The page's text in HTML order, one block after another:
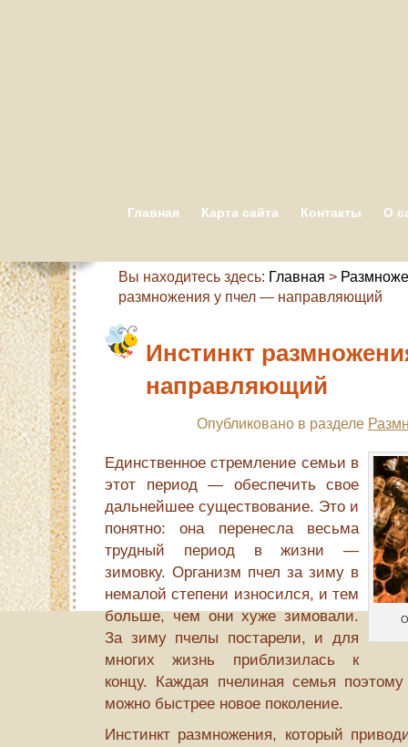
Главная Карта сайта Контакты О
Вы находитесь здесь: Главная >
размножения у пчел — направляющий
Инстинкт
направляющий
Опубликовано в разделе
Единственное стремление семьи в
этот период — обеспечить свое
дальнейшее существование. Это и
понятно: она перенесла весьма
трудный период в жизни —
зимовку. Организм пчел за зиму в
немалой степени износился, и тем
больше, чем они хуже зимовали.
За зиму пчелы постарели, и для
многих жизнь приблизилась к
концу. Каждая пчелиная семья
можно быстрее новое поколение.
Инстинкт размножения, который